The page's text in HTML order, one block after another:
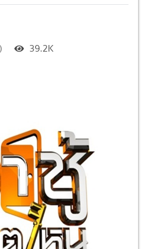
39.2K